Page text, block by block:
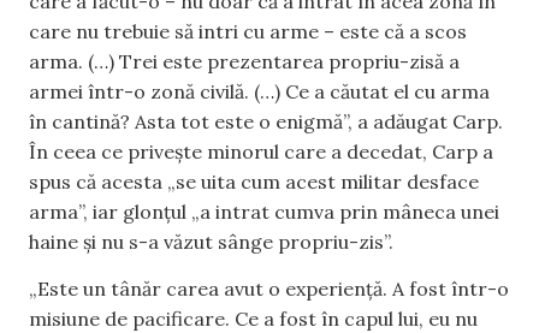
care nu trebuie să intri cu arme – este că a scos
arma. (…) Trei este prezentarea propriu-zisă a
armei într-o zonă civilă. (…) Ce a căutat el cu arma
în cantină? Asta tot este o enigmă”, a adăugat Carp.
În ceea ce privește minorul care a decedat, Carp a
spus că acesta „se uita cum acest militar desface
arma”, iar glonțul „a intrat cumva prin mâneca unei
haine și nu s-a văzut sânge propriu-zis”.
„Este un tânăr carea avut o experiență. A fost într-o
misiune de pacificare. Ce a fost în capul lui, eu nu